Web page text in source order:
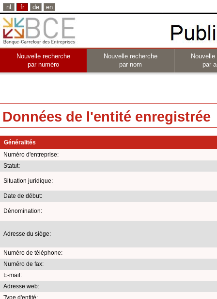
nl fr de en
Nouvelle recherche
par numéro
Nouvelle recherche
par nom
par
Données de l'entité enregistrée
Généralités
Numéro d'entreprise:
Statut:
Situation juridique:
Date de début:
Dénomination:
Adresse du siège:
Numéro de téléphone:
Numéro de fax:
E-mail:
Adresse web:
Type d'entité: